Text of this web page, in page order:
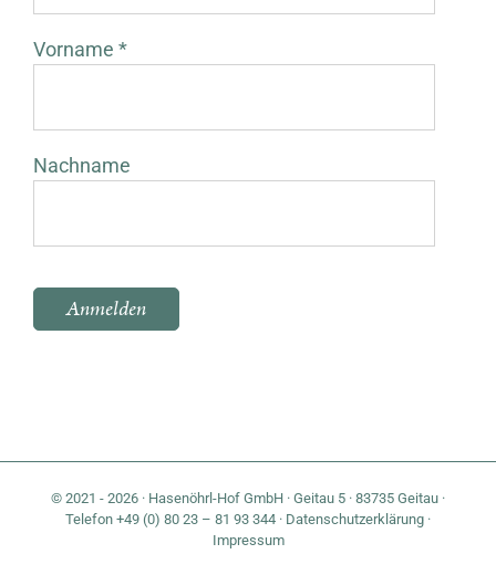
Vorname *
Nachname
Bitte lasse dieses Feld leer.
© 2021 - 2026 · Hasenöhrl-Hof GmbH · Geitau 5 · 83735 Geitau ·
Telefon +49 (0) 80 23 – 81 93 344 · Datenschutzerklärung ·
Impressum